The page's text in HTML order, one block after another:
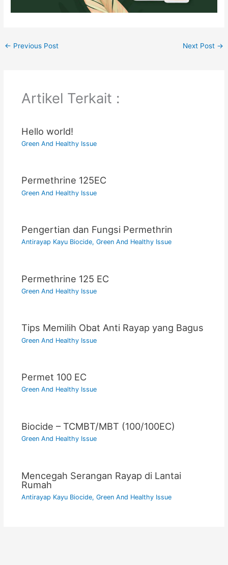
← Previous Post Next Post →
Artikel Terkait :
Hello world!
Green And Healthy Issue
Permethrine 125EC
Green And Healthy Issue
Pengertian dan Fungsi Permethrin
Antirayap Kayu Biocide, Green And Healthy Issue
Permethrine 125 EC
Green And Healthy Issue
Tips Memilih Obat Anti Rayap yang Bagus
Green And Healthy Issue
Permet 100 EC
Green And Healthy Issue
Biocide – TCMBT/MBT (100/100EC)
Green And Healthy Issue
Mencegah Serangan Rayap di Lantai
Rumah
Antirayap Kayu Biocide, Green And Healthy Issue